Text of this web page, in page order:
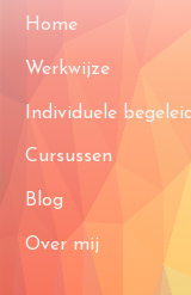
Home
Werkwijze
Individuele
Cursussen
Blog
Over mij